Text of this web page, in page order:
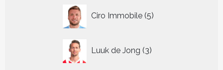
Ciro Immobile 5
producten
Luuk de Jong 3
producten